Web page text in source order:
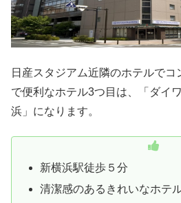
日産スタジアム近隣のホテルでコ
で便利なホテル3つ目は、「ダイ
浜」になります。
新横浜駅徒歩５分
清潔感のあるきれいなホテ